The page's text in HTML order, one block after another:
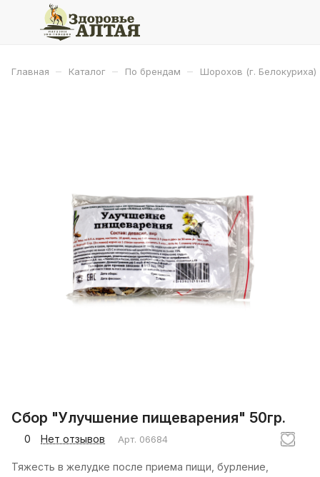
Главная – Каталог – По брендам – Шорохов (г. Белокуриха)
Сбор "Улучшение пищеварения" 50гр.
0 Нет отзывов Арт. 06684
Тяжесть в желудке после приема пищи, бурление,